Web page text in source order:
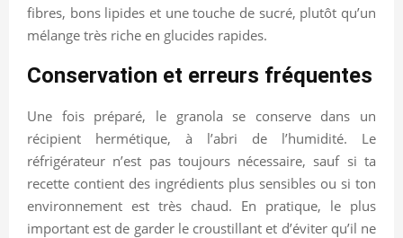
fibres, bons lipides et une touche de sucré, plutôt qu’un
mélange très riche en glucides rapides.
Conservation et erreurs fréquentes
Une fois préparé, le granola se conserve dans un
récipient hermétique, à l’abri de l’humidité. Le
réfrigérateur n’est pas toujours nécessaire, sauf si ta
recette contient des ingrédients plus sensibles ou si ton
environnement est très chaud. En pratique, le plus
important est de garder le croustillant et d’éviter qu’il ne